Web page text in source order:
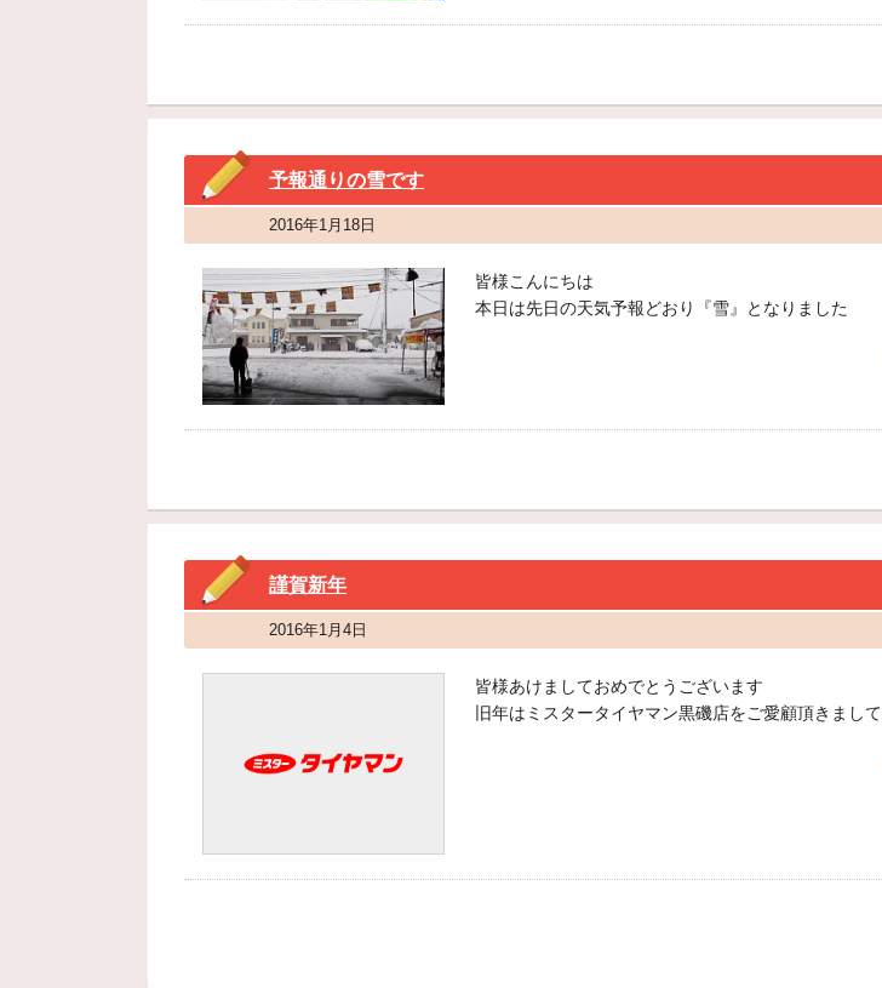
予報通りの雪です
2016年1月18日
皆様こんにちは
本日は先日の天気予報どおり『雪』となりました
謹賀新年
2016年1月4日
皆様あけましておめでとうございます
旧年はミスタータイヤマン黒磯店をご愛顧頂きまして